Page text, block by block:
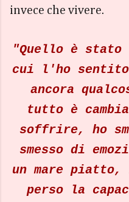
invece che vivere.
"Quello è
cui l'ho sentito
ancora
tutto è
soffrire, ho
smesso di
un mare piatto,
perso la